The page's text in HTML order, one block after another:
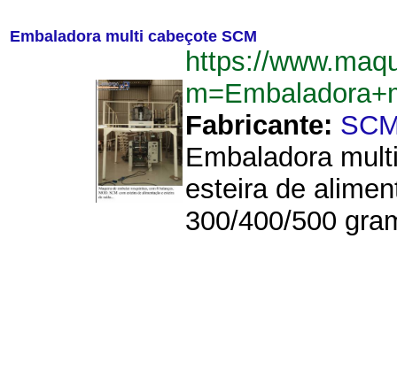
Embaladora multi cabeçote SCM
https://
Fabricante:
Embaladora
esteira de
300/400/500